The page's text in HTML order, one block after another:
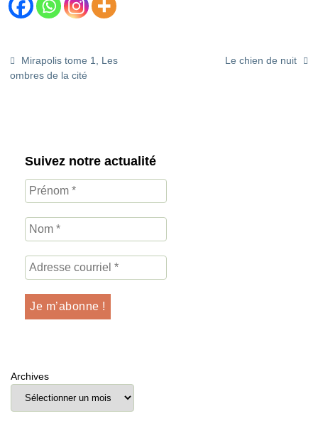
Mirapolis tome 1, Les
ombres de la cité
Le chien de nuit
Suivez notre actualité
Archives